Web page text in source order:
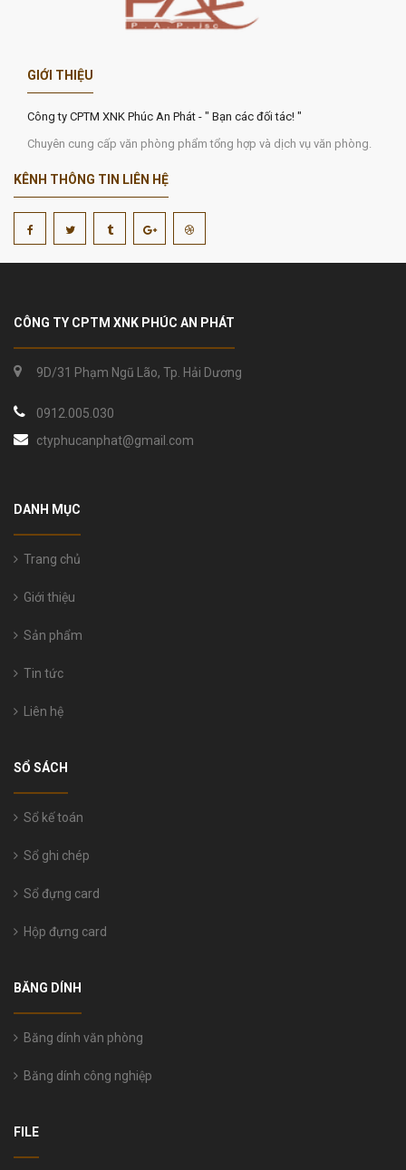
GIỚI THIỆU
Công ty CPTM XNK Phúc An Phát - " Bạn các đối tác! "
Chuyên cung cấp văn phòng phẩm tổng hợp và dịch vụ văn phòng.
KÊNH THÔNG TIN LIÊN HỆ
CÔNG TY CPTM XNK PHÚC AN PHÁT
9D/31 Phạm Ngũ Lão, Tp. Hải Dương
0912.005.030
ctyphucanphat@gmail.com
DANH MỤC
Trang chủ
Giới thiệu
Sản phẩm
Tin tức
Liên hệ
SỔ SÁCH
Sổ kế toán
Sổ ghi chép
Sổ đựng card
Hộp đựng card
BĂNG DÍNH
Băng dính văn phòng
Băng dính công nghiệp
FILE